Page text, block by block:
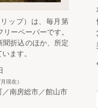
ップ）は、毎月第
ーペーパーです。
聞折込のほか、所定
ます。
現在）
／南房総市／館山市